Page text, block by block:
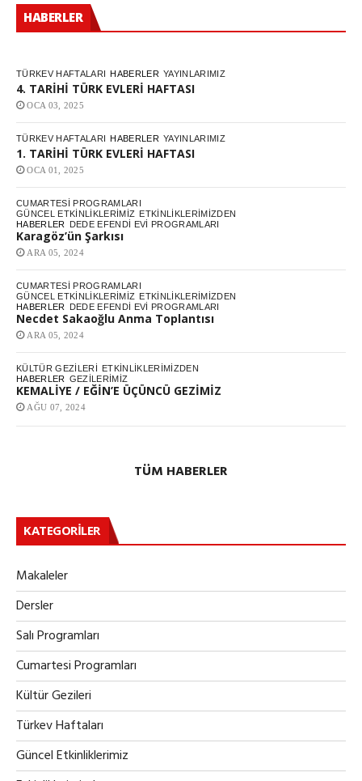
HABERLER
TÜRKEV HAFTALARI HABERLER YAYINLARIMIZ
4. TARİHİ TÜRK EVLERİ HAFTASI
OCA 03, 2025
TÜRKEV HAFTALARI HABERLER YAYINLARIMIZ
1. TARİHİ TÜRK EVLERİ HAFTASI
OCA 01, 2025
CUMARTESI PROGRAMLARI
GÜNCEL ETKINLIKLERIMIZ ETKINLIKLERIMIZDEN
HABERLER DEDE EFENDI EVI PROGRAMLARI
Karagöz’ün Şarkısı
ARA 05, 2024
CUMARTESI PROGRAMLARI
GÜNCEL ETKINLIKLERIMIZ ETKINLIKLERIMIZDEN
HABERLER DEDE EFENDI EVI PROGRAMLARI
Necdet Sakaoğlu Anma Toplantısı
ARA 05, 2024
KÜLTÜR GEZILERI ETKINLIKLERIMIZDEN
HABERLER GEZILERIMIZ
KEMALİYE / EĞİN’E ÜÇÜNCÜ GEZİMİZ
AĞU 07, 2024
TÜM HABERLER
KATEGORILER
Makaleler
Dersler
Salı Programları
Cumartesi Programları
Kültür Gezileri
Türkev Haftaları
Güncel Etkinliklerimiz